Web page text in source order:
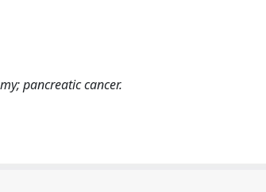
pancreatic cancer.